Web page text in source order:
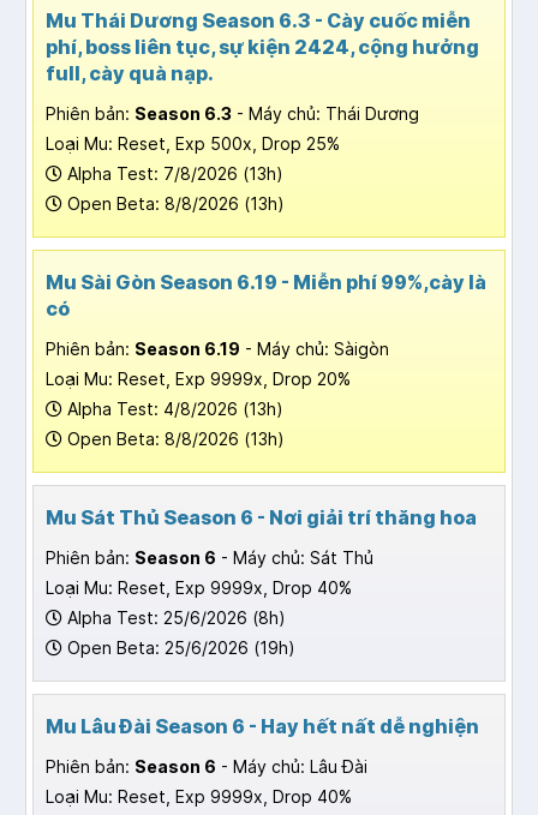
Mu Thái Dương Season 6.3 - Cày cuốc miễn
phí, boss liên tục, sự kiện 2424, cộng hưởng
full, cày quà nạp.
Phiên bản: Season 6.3 - Máy chủ: Thái Dương
Loại Mu: Reset, Exp 500x, Drop 25%
Alpha Test: 7/8/2026 (13h)
Open Beta: 8/8/2026 (13h)
Mu Sài Gòn Season 6.19 - Miễn phí 99%,cày là
có
Phiên bản: Season 6.19 - Máy chủ: Sàigòn
Loại Mu: Reset, Exp 9999x, Drop 20%
Alpha Test: 4/8/2026 (13h)
Open Beta: 8/8/2026 (13h)
Mu Sát Thủ Season 6 - Nơi giải trí thăng hoa
Phiên bản: Season 6 - Máy chủ: Sát Thủ
Loại Mu: Reset, Exp 9999x, Drop 40%
Alpha Test: 25/6/2026 (8h)
Open Beta: 25/6/2026 (19h)
Mu Lâu Đài Season 6 - Hay hết nất dễ nghiện
Phiên bản: Season 6 - Máy chủ: Lâu Đài
Loại Mu: Reset, Exp 9999x, Drop 40%